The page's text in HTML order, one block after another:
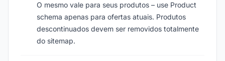
O mesmo vale para seus produtos – use Product
schema apenas para ofertas atuais. Produtos
descontinuados devem ser removidos totalmente
do sitemap.